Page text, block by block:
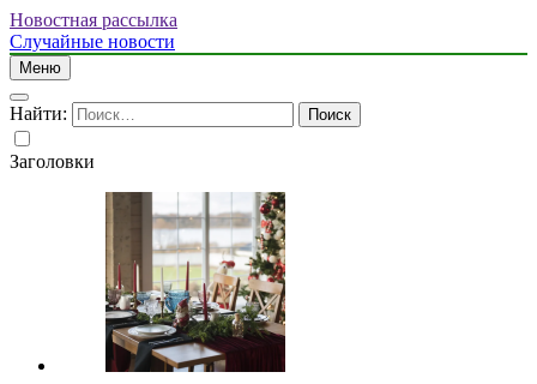
Новостная рассылка
Случайные новости
Меню
Найти:
Заголовки